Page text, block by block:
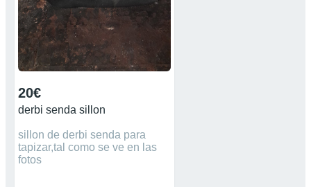
20€
derbi senda sillon
sillon de derbi senda para
tapizar,tal como se ve en las
fotos